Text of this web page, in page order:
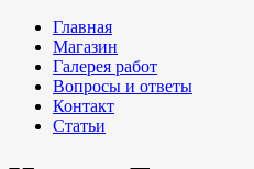
Главная
Магазин
Галерея работ
Вопросы и ответы
Контакт
Статьи